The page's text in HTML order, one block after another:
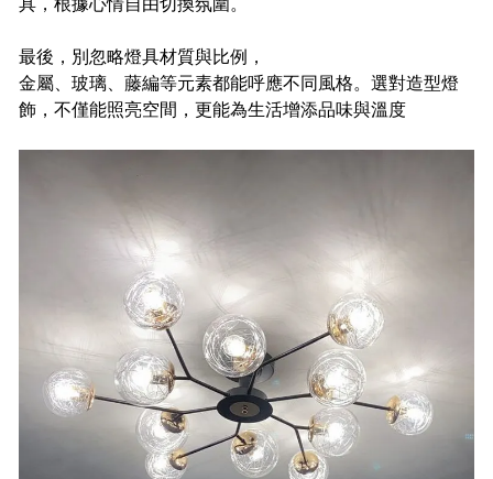
具，根據心情自由切換氛圍。
最後，別忽略燈具材質與比例，
金屬、玻璃、藤編等元素都能呼應不同風格。選對造型燈
飾，不僅能照亮空間，更能為生活增添品味與溫度